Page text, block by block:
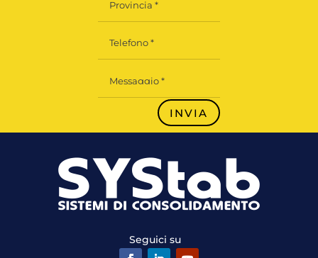
INVIA
Seguici su